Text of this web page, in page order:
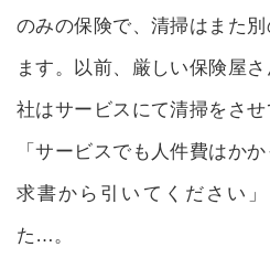
のみの保険で、清掃はまた
ます。以前、厳しい保険屋
社はサービスにて清掃をさ
「サービスでも人件費はか
求書から引いてください
た…。